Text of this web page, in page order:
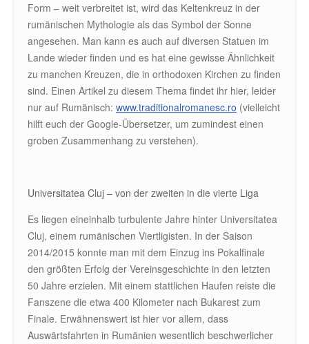
Form – weit verbreitet ist, wird das Keltenkreuz in der
rumänischen Mythologie als das Symbol der Sonne
angesehen. Man kann es auch auf diversen Statuen im
Lande wieder finden und es hat eine gewisse Ähnlichkeit
zu manchen Kreuzen, die in orthodoxen Kirchen zu finden
sind. Einen Artikel zu diesem Thema findet ihr hier, leider
nur auf Rumänisch: www.traditionalromanesc.ro (vielleicht
hilft euch der Google-Übersetzer, um zumindest einen
groben Zusammenhang zu verstehen).
Universitatea Cluj – von der zweiten in die vierte Liga
Es liegen eineinhalb turbulente Jahre hinter Universitatea
Cluj, einem rumänischen Viertligisten. In der Saison
2014/2015 konnte man mit dem Einzug ins Pokalfinale
den größten Erfolg der Vereinsgeschichte in den letzten
50 Jahre erzielen. Mit einem stattlichen Haufen reiste die
Fanszene die etwa 400 Kilometer nach Bukarest zum
Finale. Erwähnenswert ist hier vor allem, dass
Auswärtsfahrten in Rumänien wesentlich beschwerlicher